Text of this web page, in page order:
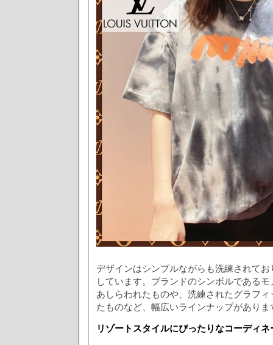
デザインはシンプルながらも洗練されて
しています。ブランドのシンボルである
あしらわれたものや、洗練されたグラフ
たものなど、幅広いラインナップがありま
リゾートスタイルにぴったりなコーディネ